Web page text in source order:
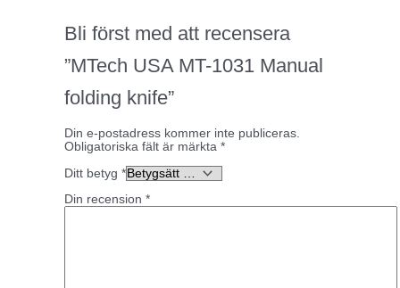
Bli först med att recensera
”MTech USA MT-1031 Manual
folding knife”
Din e-postadress kommer inte publiceras.
Obligatoriska fält är märkta *
Ditt betyg *
Din recension *